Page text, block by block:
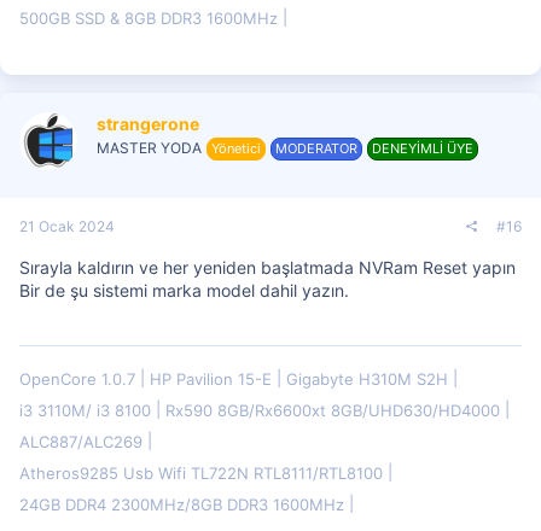
500GB SSD & 8GB DDR3 1600MHz
strangerone
MASTER YODA Yönetici MODERATOR DENEYİMLİ ÜYE
21 Ocak 2024 #16
Sırayla kaldırın ve her yeniden başlatmada NVRam Reset yapın
Bir de şu sistemi marka model dahil yazın.
OpenCore 1.0.7 HP Pavilion 15-E
Gigabyte H310M S2H
i3 3110M/ i3 8100
Rx590 8GB/Rx6600xt 8GB/UHD630/HD4000
ALC887/ALC269
Atheros9285 Usb Wifi TL722N RTL8111/RTL8100
24GB DDR4 2300MHz/8GB DDR3 1600MHz